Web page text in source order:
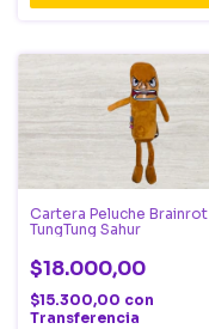
Cartera Peluche Brainrot
TungTung Sahur
$18.000,00
$15.300,00 con
Transferencia